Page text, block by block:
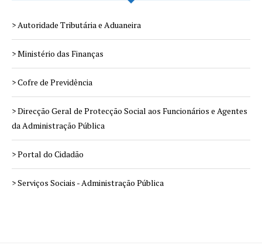
> Autoridade Tributária e Aduaneira
> Ministério das Finanças
> Cofre de Previdência
> Direcção Geral de Protecção Social aos Funcionários e Agentes
da Administração Pública
> Portal do Cidadão
> Serviços Sociais - Administração Pública